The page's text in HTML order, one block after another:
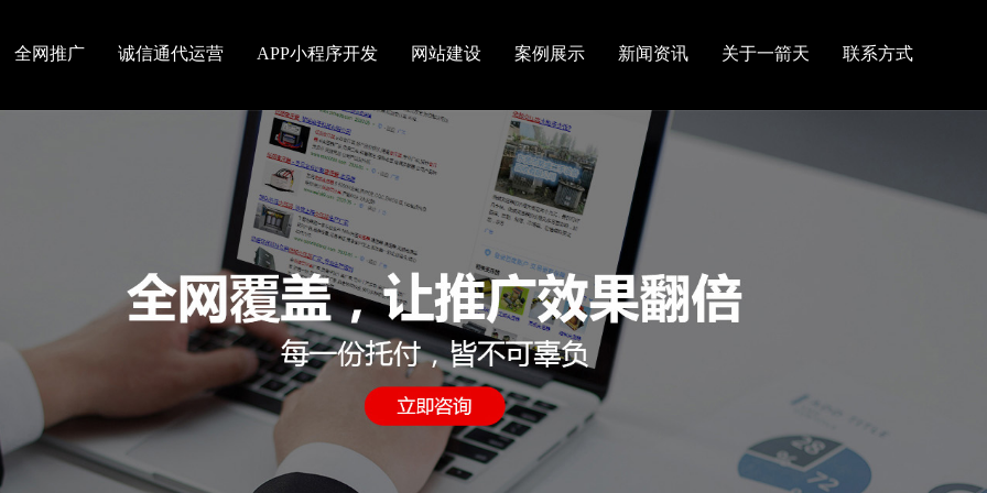
全网推广 诚信通代运营 APP小程序开发 网站建设 案例展示 新闻资讯 关于一箭天 联系方式